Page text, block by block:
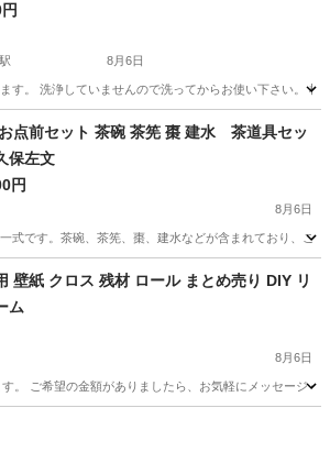
8月6日
す。 洗浄していませんので洗ってからお使い下さい。
駅 その他
点前セット 茶碗 茶筅 棗 建水 茶道具セッ
保左文
円
8月6日
式です。茶碗、茶筅、棗、建水などが含まれており、こ
その他
壁紙 クロス 残材 ロール まとめ売り DIY リ
ム
8月6日
。 ご希望の金額がありましたら、お気軽にメッセージ